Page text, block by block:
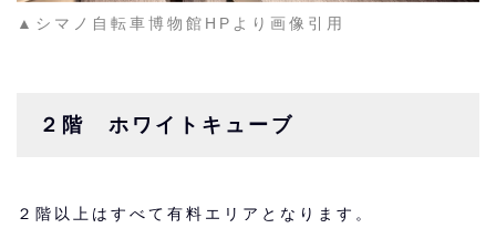
▲シマノ自転車博物館HPより画像引用
２階 ホワイトキューブ
２階以上はすべて有料エリアとなります。